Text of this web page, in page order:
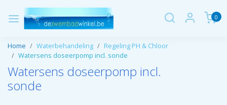
0
Home Waterbehandeling
Regeling PH & Chloor
Watersens doseerpomp incl. sonde
Watersens doseerpomp incl.
sonde